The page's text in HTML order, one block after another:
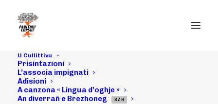
U Cullittivu
Prisintazioni
L’associa impignati
Adisioni
A canzona « Lingua d’oghje »
An diverrañ e Brezhoneg
BZH
06/02/25 :